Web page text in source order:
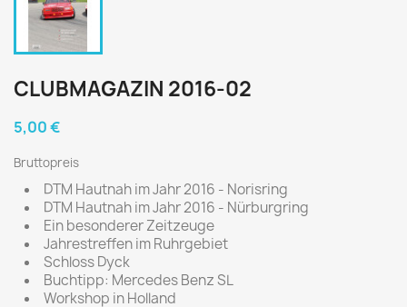
CLUBMAGAZIN 2016-02
5,00 €
Bruttopreis
DTM Hautnah im Jahr 2016 - Norisring
DTM Hautnah im Jahr 2016 - Nürburgring
Ein besonderer Zeitzeuge
Jahrestreffen im Ruhrgebiet
Schloss Dyck
Buchtipp: Mercedes Benz SL
Workshop in Holland